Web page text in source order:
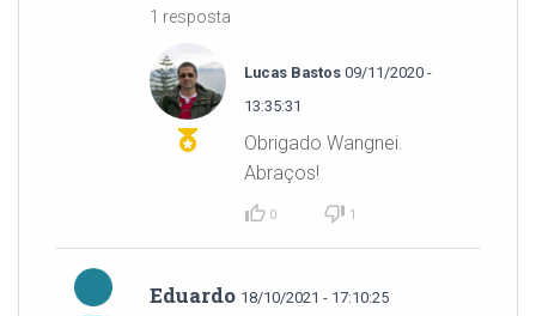
1 resposta
Lucas Bastos 09/11/2020 -
13:35:31
Obrigado Wangnei.
Abraços!
0 1
Eduardo 18/10/2021 - 17:10:25